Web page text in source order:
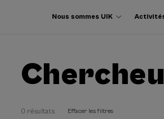
Nous sommes UIK
0 résultats Effacer les filtres